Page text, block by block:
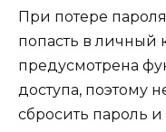
При потере
попасть в личный
предусмотрена
доступа, поэтому
сбросить пароль